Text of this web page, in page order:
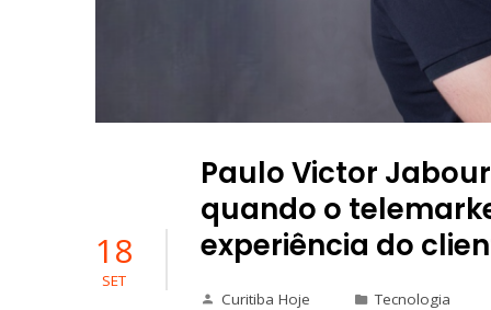
18
SET
Paulo Victor
quando o
experiência do
Curitiba Hoje
Tecnologia